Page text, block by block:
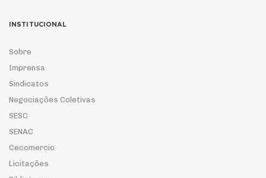
INSTITUCIONAL
Sobre
Imprensa
Sindicatos
Negociações Coletivas
SESC
SENAC
Cecomercio
Licitações